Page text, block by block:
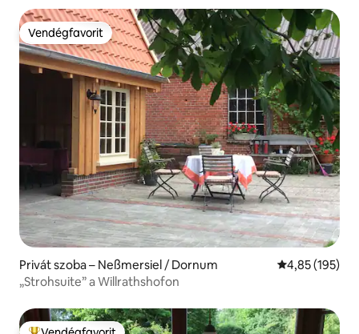
Vendégfavorit
Vendégfavorit
Privát szoba – Neßmersiel / Dornum Átlagos
4,85 (195)
„Strohsuite” a Willrathshofon